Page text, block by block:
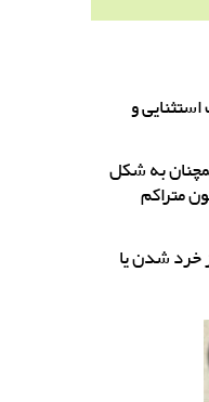
و
به شکل
متراکم
خرد شدن یا